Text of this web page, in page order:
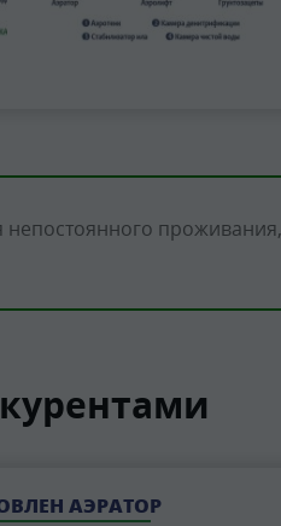
непостоянного проживания
АЭРАТОР